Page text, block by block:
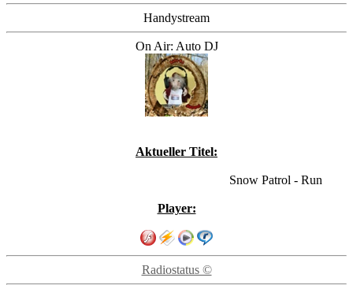
Handystream
On Air: Auto DJ
Aktueller Titel:
Snow Patrol - Run
Player:
Radiostatus ©